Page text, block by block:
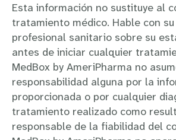
Esta información no sustituye al
tratamiento médico. Hable con
profesional sanitario sobre su
antes de iniciar cualquier
MedBox by AmeriPharma no
responsabilidad alguna por la
proporcionada o por cualquier
tratamiento realizado como
responsable de la fiabilidad del